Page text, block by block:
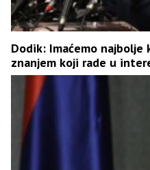
Dodik: Imaćemo najbolje
znanjem koji rade u